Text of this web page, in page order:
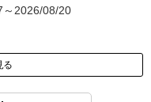
～2026/08/20
る